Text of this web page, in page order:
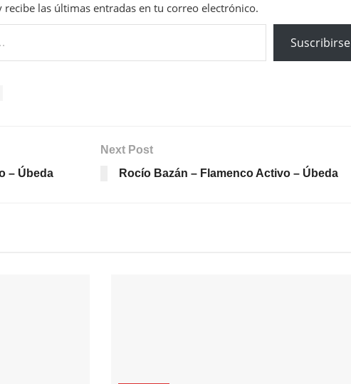
recibe las últimas entradas en tu correo electrónico.
Suscribirse
– Úbeda
Next Post
Rocío Bazán – Flamenco Activo – Úbeda